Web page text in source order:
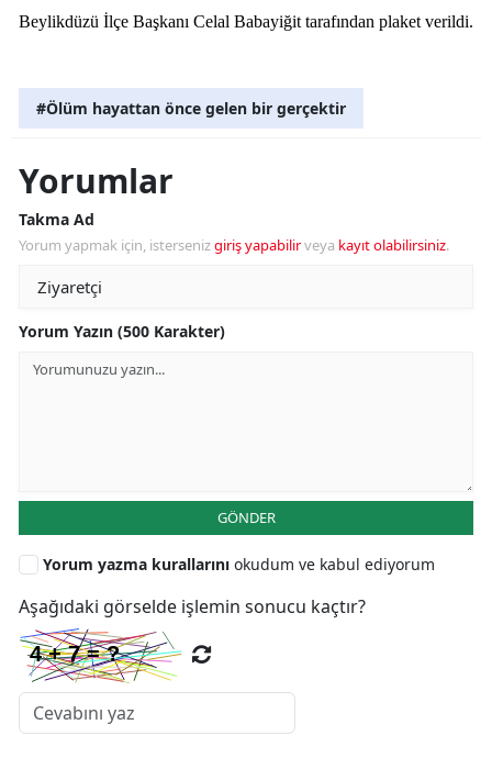
Beylikdüzü İlçe Başkanı Celal Babayiğit tarafından plaket verildi.
#Ölüm hayattan önce gelen bir gerçektir
Yorumlar
Takma Ad
Yorum yapmak için, istersenizgiriş yapabilirveya kayıt olabilirsiniz.
Yorum Yazın (500 Karakter)
GÖNDER
Yorum yazma kurallarını okudum ve kabul ediyorum
Aşağıdaki görselde işlemin sonucu kaçtır?